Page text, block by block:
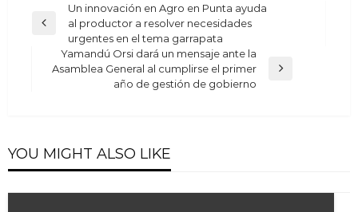
Navegación
entradas
Previous
Un innovación en Agro en Punta ayuda
al productor a resolver necesidades
urgentes en el tema garrapata
Next
Yamandú Orsi dará un mensaje ante la
Asamblea General al cumplirse el primer
año de gestión de gobierno
YOU MIGHT ALSO LIKE